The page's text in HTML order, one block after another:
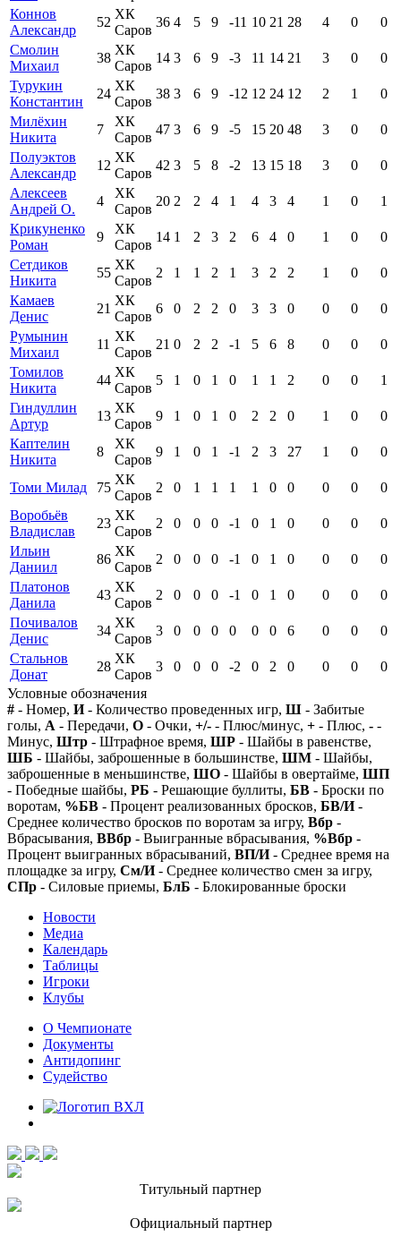
Коннов
Александр
52
ХК
Саров
36 4 5 9 -11 10 21 28 4 0
0
Смолин
Михаил
38
ХК
Саров
14 3 6 9 -3 11 14 21 3 0
0
Турукин
Константин
24
ХК
Саров
38 3 6 9 -12 12 24 12 2 1
0
Милёхин
Никита
7
ХК
Саров
47 3 6 9 -5 15 20 48 3 0
0
Полуэктов
Александр
12
ХК
Саров
42 3 5 8 -2 13 15 18 3 0
0
Алексеев
Андрей О.
4
ХК
Саров
20 2 2 4 1 4 3 4 1 0
1
Крикуненко
Роман
9
ХК
Саров
14 1 2 3 2 6 4 0 1 0
0
Сетдиков
Никита
55
ХК
Саров
2 1 1 2 1 3 2 2 1 0
0
Камаев
Денис
21
ХК
Саров
6 0 2 2 0 3 3 0 0 0
0
Румынин
Михаил
11
ХК
Саров
21 0 2 2 -1 5 6 8 0 0
0
Томилов
Никита
44
ХК
Саров
5 1 0 1 0 1 1 2 0 0
1
Гиндуллин
Артур
13
ХК
Саров
9 1 0 1 0 2 2 0 1 0
0
Каптелин
Никита
8
ХК
Саров
9 1 0 1 -1 2 3 27 1 0 0
Томи Милад 75
ХК
Саров
2 0 1 1 1 1 0 0 0 0
0
Воробьёв
Владислав
23
ХК
Саров
2 0 0 0 -1 0 1 0 0 0
0
Ильин
Даниил
86
ХК
Саров
2 0 0 0 -1 0 1 0 0 0
0
Платонов
Данила
43
ХК
Саров
2 0 0 0 -1 0 1 0 0 0
0
Почивалов
Денис
34
ХК
Саров
3 0 0 0 0 0 0 6 0 0
0
Стальнов
Донат
28
ХК
Саров
3 0 0 0 -2 0 2 0 0 0
0
Условные обозначения
# - Номер, И- Количество проведенных игр, Ш - Забитые
голы, А - Передачи, О - Очки, +/- - Плюс/минус, + - Плюс, - -
Минус, Штр - Штрафное время, ШР - Шайбы в равенстве,
ШБ - Шайбы, заброшенные в большинстве, ШМ - Шайбы,
заброшенные в меньшинстве, ШО - Шайбы в овертайме, ШП
- Победные шайбы, РБ - Решающие буллиты, БВ - Броски по
воротам, %БВ - Процент реализованных бросков, БВ/И-
Среднее количество бросков по воротам за игру, Вбр -
Вбрасывания, ВВбр - Выигранные вбрасывания, %Вбр -
Процент выигранных вбрасываний, ВП/И- Среднее время на
площадке за игру, См/И- Среднее количество смен за игру,
СПр - Силовые приемы, БлБ - Блокированные броски
Новости
Медиа
Календарь
Таблицы
Игроки
Клубы
О Чемпионате
Документы
Антидопинг
Судейство
Титульный партнер
Официальный партнер